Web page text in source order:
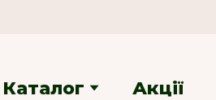
Каталог Акції